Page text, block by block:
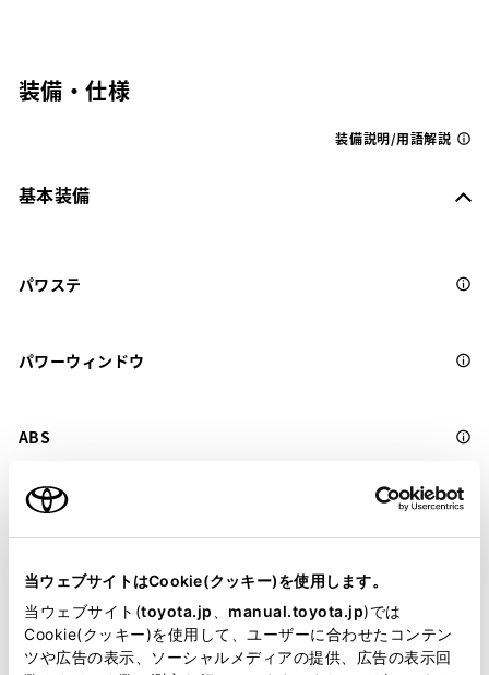
当ウェブサイトはCookie(クッキー)を使用します。
当ウェブサイト(toyota.jp manual.toyota.jp)では
Cookie(クッキー)を使用して、ユーザーに合わせたコンテン
ツや広告の表示、ソーシャルメディアの提供、広告の表示回
装備・仕様
装備説明/用語解説
基本装備
パワステ
パワーウィンドウ
ABS
横滑防止装置
キーレス
：ｽﾏｰﾄｷ-